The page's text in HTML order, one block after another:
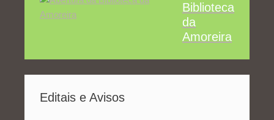
Biblioteca
da
Amoreira
Editais e Avisos